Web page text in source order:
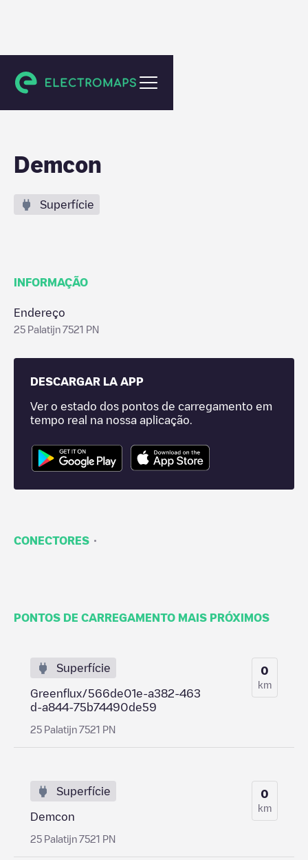
Enschede
Demcon
Superfície
INFORMAÇÃO
Endereço
25 Palatijn 7521 PN
DESCARGAR LA APP
Ver o estado dos pontos de carregamento em
tempo real na nossa aplicação.
CONECTORES ·
PONTOS DE CARREGAMENTO MAIS PRÓXIMOS
Superfície
Greenflux/566de01e-a382-463
d-a844-75b74490de59
25 Palatijn 7521 PN
0
km
Superfície
Demcon
25 Palatijn 7521 PN
0
km